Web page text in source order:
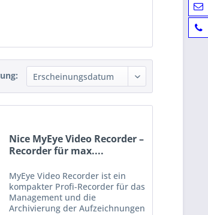
Nice MyEye Video Recorder –
Recorder für max....
MyEye Video Recorder ist ein
kompakter Profi-Recorder für das
Management und die
Archivierung der Aufzeichnungen